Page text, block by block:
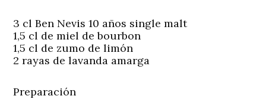
3 cl Ben Nevis 10 años single malt
1,5 cl de miel de bourbon
1,5 cl de zumo de limón
2 rayas de lavanda amarga
Preparación